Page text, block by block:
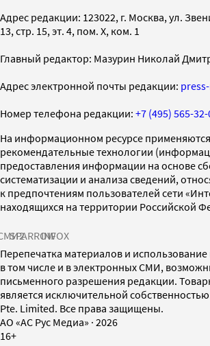
Адрес редакции: 123022, г. Москва, ул.
13, стр. 15, эт. 4, пом. X, ком. 1
Главный редактор: Мазурин Николай
Адрес электронной почты редакции:
Номер телефона редакции: +7 (495) 565-
На информационном ресурсе применяются
рекомендательные технологии
предоставления информации на основе
систематизации и анализа сведений,
к предпочтениям пользователей сети
находящихся на территории Российской
SPARROWINFOX
Перепечатка материалов и
в том числе и в электронных СМИ,
письменного разрешения редакции.
является исключительной
Pte. Limited. Все права защищены.
AO «АС Рус Медиа» · 2026
16+